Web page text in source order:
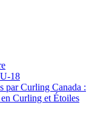
18
par Curling Canada :
Curling et Étoiles